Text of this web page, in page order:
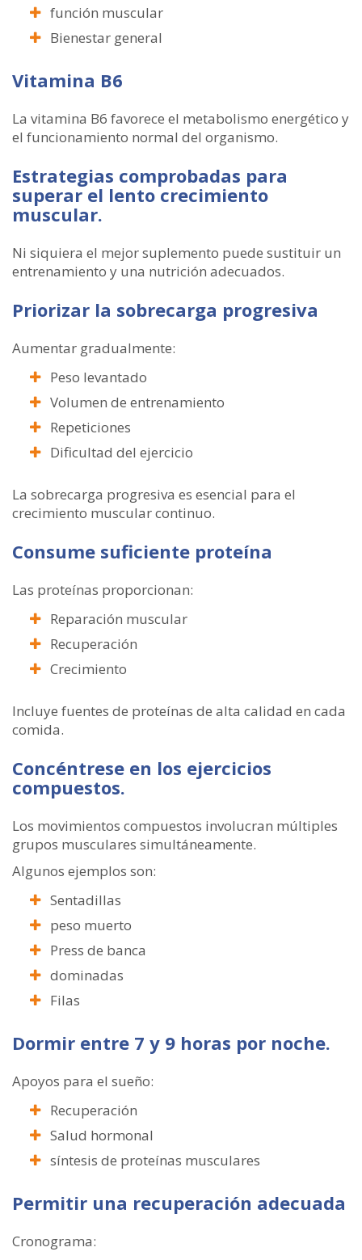
función muscular
Bienestar general
Vitamina B6
La vitamina B6 favorece el metabolismo energético y
el funcionamiento normal del organismo.
Estrategias comprobadas para
superar el lento crecimiento
muscular.
Ni siquiera el mejor suplemento puede sustituir un
entrenamiento y una nutrición adecuados.
Priorizar la sobrecarga progresiva
Aumentar gradualmente:
Peso levantado
Volumen de entrenamiento
Repeticiones
Dificultad del ejercicio
La sobrecarga progresiva es esencial para el
crecimiento muscular continuo.
Consume suficiente proteína
Las proteínas proporcionan:
Reparación muscular
Recuperación
Crecimiento
Incluye fuentes de proteínas de alta calidad en cada
comida.
Concéntrese en los ejercicios
compuestos.
Los movimientos compuestos involucran múltiples
grupos musculares simultáneamente.
Algunos ejemplos son:
Sentadillas
peso muerto
Press de banca
dominadas
Filas
Dormir entre 7 y 9 horas por noche.
Apoyos para el sueño:
Recuperación
Salud hormonal
síntesis de proteínas musculares
Permitir una recuperación adecuada
Cronograma: